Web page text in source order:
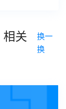
相关
换一
换